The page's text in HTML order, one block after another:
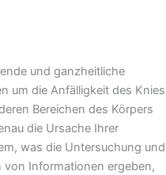
und ganzheitliche
um die Anfälligkeit des Knies
Bereichen des Körpers
die Ursache Ihrer
was die Untersuchung und
von Informationen ergeben,